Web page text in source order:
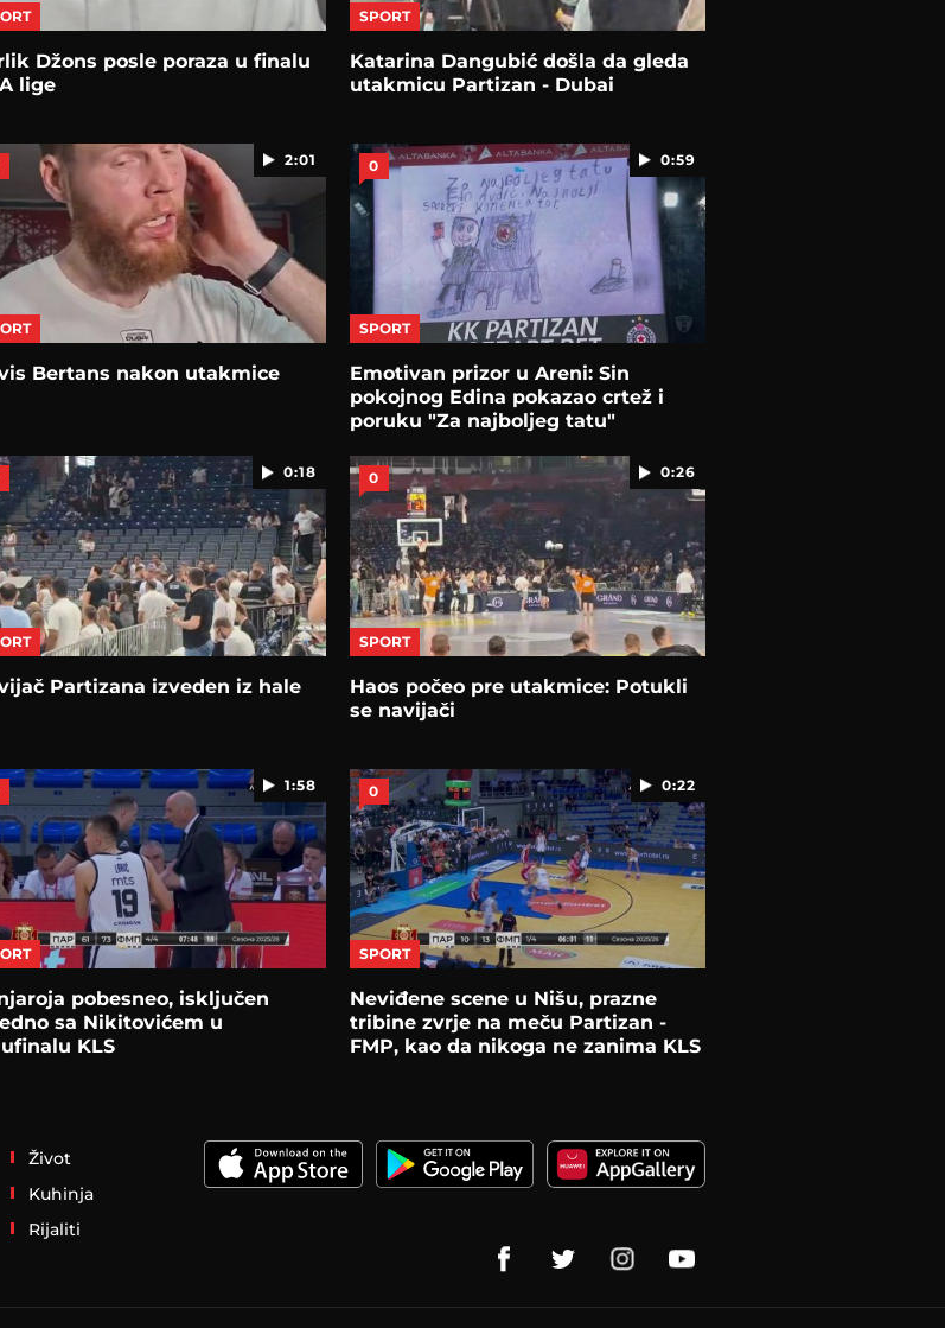
Džons posle poraza u finalu
lige
SPORT
Katarina Dangubić došla da gleda
utakmicu Partizan - Dubai
2:01
Bertans nakon utakmice
0:59
0
SPORT
Emotivan prizor u Areni: Sin
pokojnog Edina pokazao crtež i
poruku "Za najboljeg tatu"
0:18
Partizana izveden iz hale
0:26
0
SPORT
Haos počeo pre utakmice: Potukli
se navijači
1:58
pobesneo, isključen
sa Nikitovićem u
KLS
0:22
0
SPORT
Neviđene scene u Nišu, prazne
tribine zvrje na meču Partizan -
FMP, kao da nikoga ne zanima KLS
Život
Kuhinja
Rijaliti